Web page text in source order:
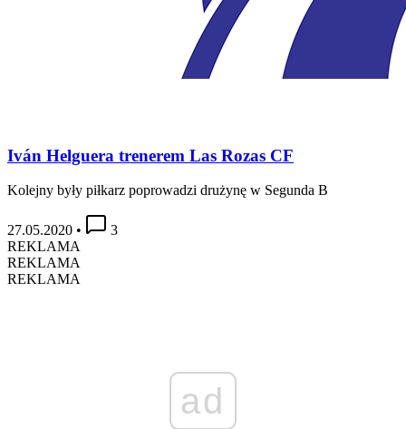
Iván Helguera trenerem Las Rozas CF
Kolejny były piłkarz poprowadzi drużynę w Segunda B
27.05.2020 •
3
REKLAMA
REKLAMA
REKLAMA
ad